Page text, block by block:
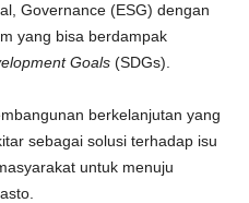
Governance (ESG) dengan
yang bisa berdampak
Goals (SDGs).
berkelanjutan yang
sebagai solusi terhadap isu
untuk menuju